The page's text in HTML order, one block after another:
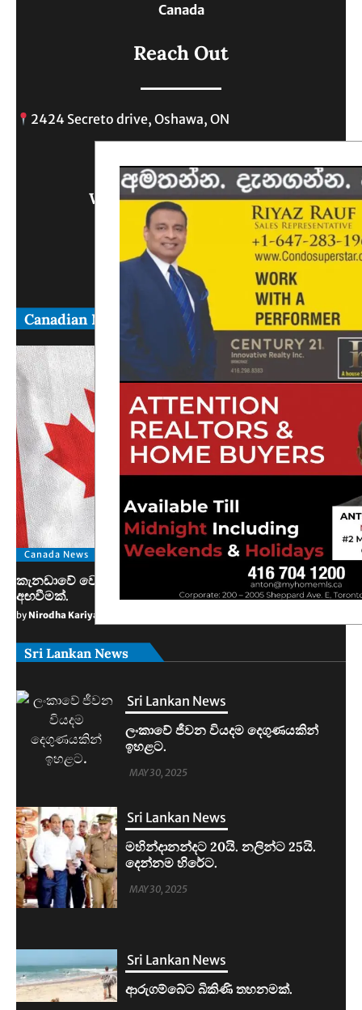
Canada
Reach Out
2424 Secreto drive, Oshawa, ON
Write Us What You Think
Canadian News
Canada News
කැනඩාවේ වෙසෙන තම පුරවැසියන්ට ඊශ්‍රායලයෙන් අනතුරු
අඟවීමක්.
by Nirodha Kariyawasam
Sri Lankan News
Sri Lankan News
මහින්දානන්දට 20යි. නලින්ට 25යි.
දෙන්නම හිරේට.
MAY 30, 2025
Sri Lankan News
ආරුගම්බේට බිකිණි තහනමක්.
MAY 30, 2025
Sri Lankan News